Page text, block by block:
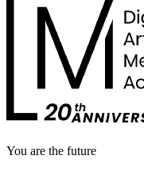
You are the future